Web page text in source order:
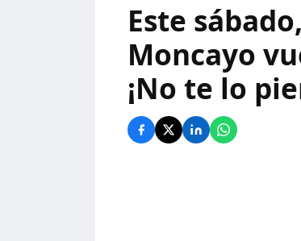
Este
Moncayo
¡No te lo